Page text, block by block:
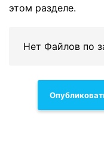
этом разделе.
Нет Файлов по